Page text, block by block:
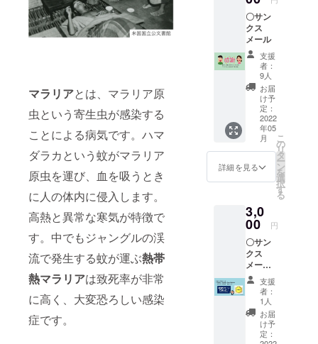
マラリアとは、マラリア原
虫という寄生虫が感染する
ことによる病気です。ハマ
ダラカという蚊がマラリア
原虫を運び、血を吸うとき
に人の体内に侵入します。
高熱と異常な寒気が特徴で
す。中でもジャングルの渓
流で発生する蚊が運ぶ熱帯
熱マラリアは致死率が非常
に高く、大変恐ろしい感染
症です。
か、輪郭を
持ってきま
した。一
方、当時を
知る人、語
れる人が高
齢化し、昨
今極端に少
なくなって
きていま
す。この機
を逃すと地
た伝承が難
しくなると
の危機感を
抱いていま
す。
今だから伝
えなくっ
ちゃ。今だ
から残さな
〇サン
クス
メール
支援
者：
9人
お届
け予
定：
2022
年05
月
詳細を見る
こ
の
リ
タ
ー
ン
を
選
択
す
る
3,0
00 円
〇サン
クス
メール
〇Team
Yaeya
Zero
Malaria
オリジ
支援
者：
1人
お届
け予
定：